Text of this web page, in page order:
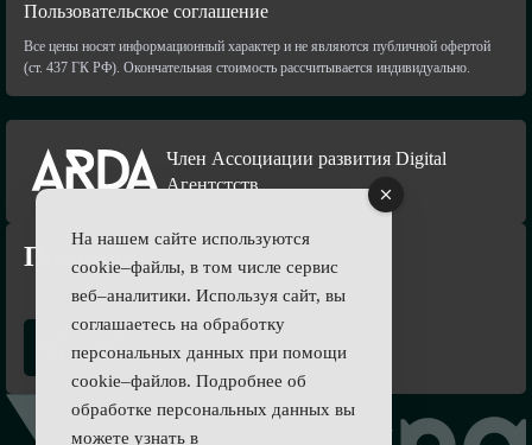
Пользовательское соглашение
Все цены носят информационный характер и не являются публичной офертой
(ст. 437 ГК РФ). Окончательная стоимость рассчитывается индивидуально.
Член Ассоциации развития Digital
Агентстств
Подпишись
На нашем сайте используются
cookie–файлы, в том числе сервис
веб–аналитики. Используя сайт, вы
соглашаетесь на обработку
персональных данных при помощи
cookie–файлов. Подробнее об
обработке персональных данных вы
можете узнать в